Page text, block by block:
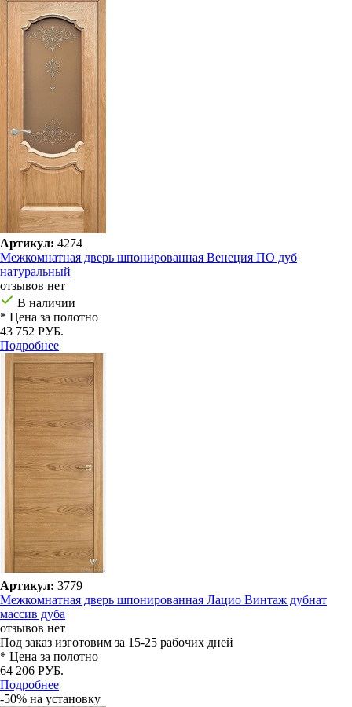
Артикул: 4274
Межкомнатная дверь шпонированная Венеция ПО дуб
натуральный
отзывов нет
В наличии
* Цена за полотно
43 752 РУБ.
Подробнее
Артикул: 3779
Межкомнатная дверь шпонированная Лацио Винтаж дубнат
массив дуба
отзывов нет
Под заказ изготовим за 15-25 рабочих дней
* Цена за полотно
64 206 РУБ.
Подробнее
-50% на установку